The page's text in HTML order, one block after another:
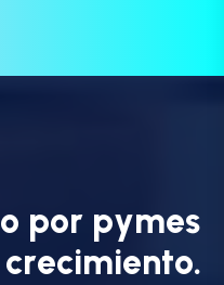
o por pymes
crecimiento.